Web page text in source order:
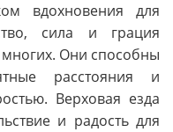
вдохновения для
сила и грация
Они способны
расстояния и
Верховая езда
и радость для